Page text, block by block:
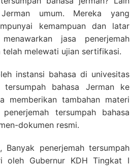
umum. Mereka yang
kemampuan dan latar
jasa penerjemah
melewati ujian sertifikasi.
instansi bahasa di univesitas
tersumpah bahasa Jerman ke
memberikan tambahan materi
tersumpah bahasa
dokumen resmi.
penerjemah tersumpah
oleh Gubernur KDH Tingkat I